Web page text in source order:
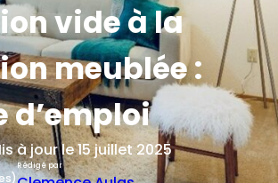
vide à la
meublée :
d’emploi
à jour le 15 juillet 2025
Rédigé par